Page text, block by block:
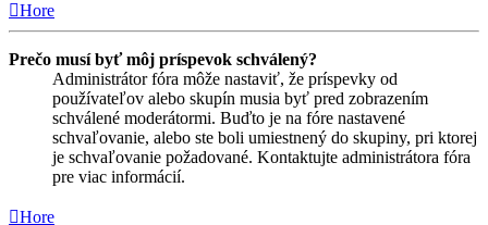
Hore
Prečo musí byť môj príspevok schválený?
Administrátor fóra môže nastaviť, že príspevky od
používateľov alebo skupín musia byť pred zobrazením
schválené moderátormi. Buďto je na fóre nastavené
schvaľovanie, alebo ste boli umiestnený do skupiny, pri ktorej
je schvaľovanie požadované. Kontaktujte administrátora fóra
pre viac informácií.
Hore